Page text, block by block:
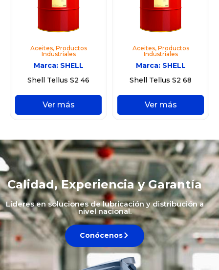
Aceites, Productos
Industriales
Marca: SHELL
Shell Tellus S2 46
Ver más
Aceites, Productos
Industriales
Marca: SHELL
Shell Tellus S2 68
Ver más
Calidad, Experiencia y Garantía
Líderes en soluciones de lubricación y distribución a
nivel nacional.
Conócenos